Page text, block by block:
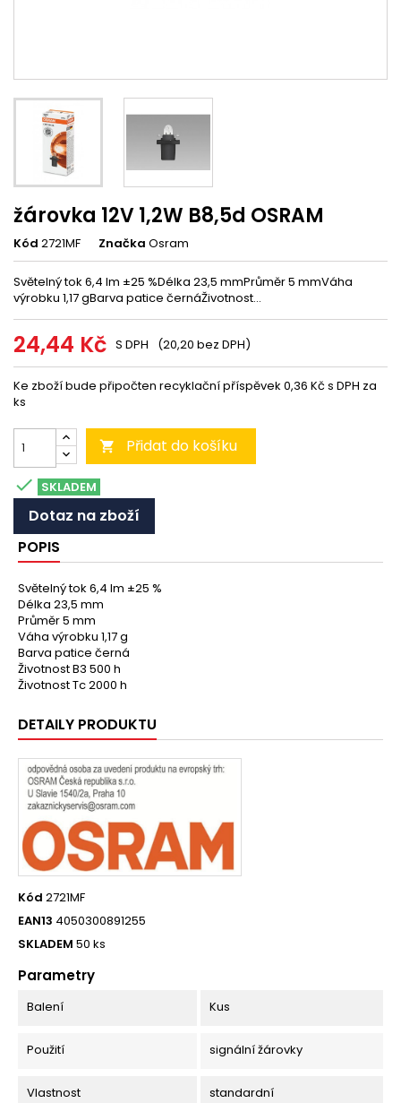
žárovka 12V 1,2W B8,5d OSRAM
Kód 2721MF Značka Osram
Světelný tok 6,4 lm ±25 %Délka 23,5 mmPrůměr 5 mmVáha
výrobku 1,17 gBarva patice černáŽivotnost...
24,44 Kč S DPH (20,20 bez DPH)
Ke zboží bude připočten recyklační příspěvek 0,36 Kč s DPH za
ks
 Přidat do košíku
 SKLADEM
Dotaz na zboží
POPIS
Světelný tok 6,4 lm ±25 %
Délka 23,5 mm
Průměr 5 mm
Váha výrobku 1,17 g
Barva patice černá
Životnost B3 500 h
Životnost Tc 2000 h
DETAILY PRODUKTU
Kód 2721MF
EAN13 4050300891255
SKLADEM 50 ks
Parametry
Balení Kus
Použití signální žárovky
Vlastnost standardní